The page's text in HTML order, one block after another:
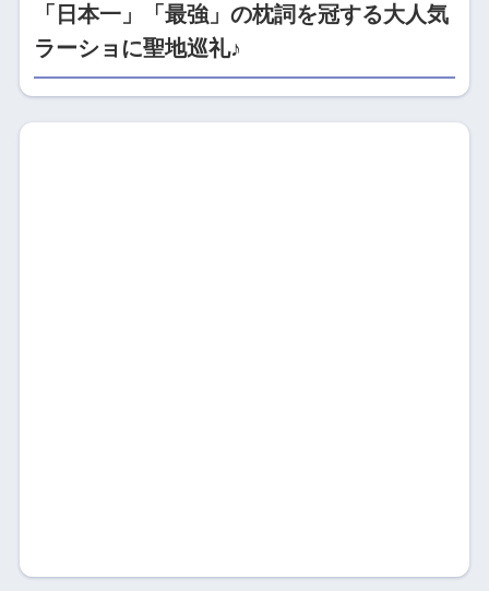
「日本一」「最強」の枕詞を冠する大人気
ラーショに聖地巡礼♪